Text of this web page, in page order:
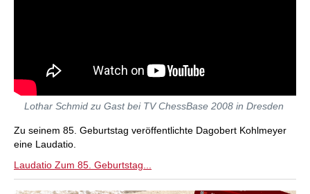
Lothar Schmid zu Gast bei TV ChessBase 2008 in Dresden
Zu seinem 85. Geburtstag veröffentlichte Dagobert Kohlmeyer
eine Laudatio.
Laudatio Zum 85. Geburtstag...